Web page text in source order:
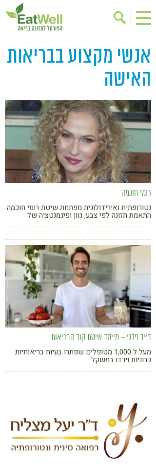
הרשמה לניוזלטר
אודות
בישול בריא
ריפוי ומניעת מחלות
תוספי תזונה
מתכוני בריאות
אירועים
שינוי תזונתי
גישות בתזונה
דיאטה
ניקוי רעלים
מזונות על
ילדים
תזונה וספורט
הפרעות קשב & ריכוז
רגישות לגלוטן
טעים להכיר
קורונה
טבעונות
אנשי מקצוע בבריאות
האישה
רומי חוכמה
נטורופתית ואירידולוגית מפתחת שיטת רומי חוכמה
התאמת תזונה לפי צבע, גוון ופיגמנטציה של
דייב פלגי – מייסד שיטת קוד הבריאות
מעל ל 1,000 מטופלים שפתרו בעיות בריאותיות
כרוניות וירדו במשקל